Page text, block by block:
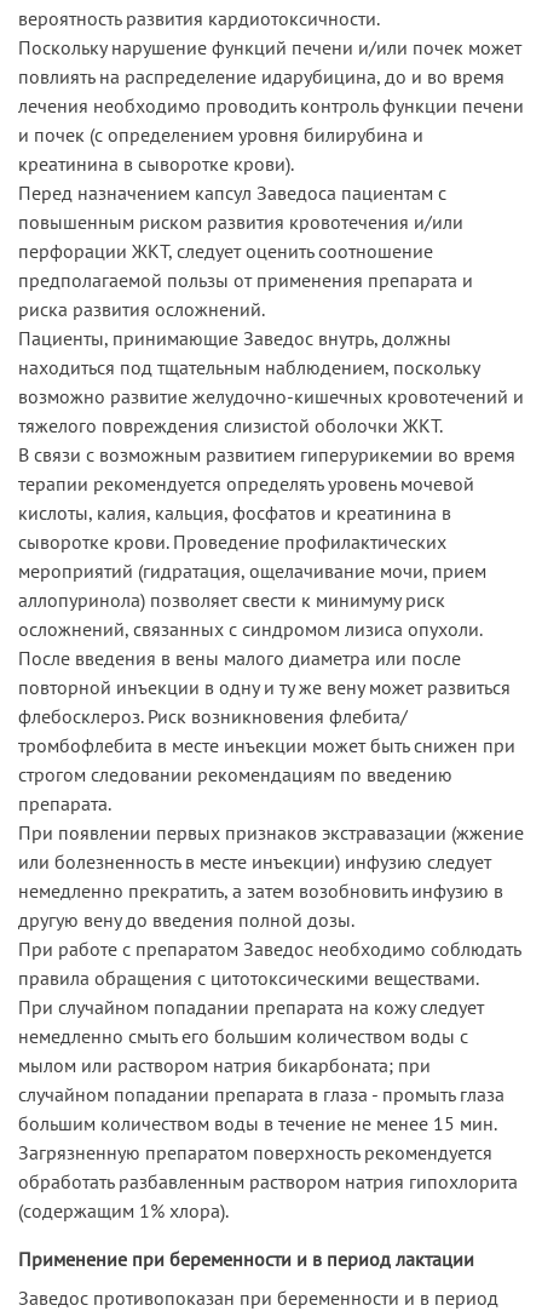
вероятность развития кардиотоксичности.
Поскольку нарушение функций печени и/или почек может
повлиять на распределение идарубицина, до и во время
лечения необходимо проводить контроль функции печени
и почек (с определением уровня билирубина и
креатинина в сыворотке крови).
Перед назначением капсул Заведоса пациентам с
повышенным риском развития кровотечения и/или
перфорации ЖКТ, следует оценить соотношение
предполагаемой пользы от применения препарата и
риска развития осложнений.
Пациенты, принимающие Заведос внутрь, должны
находиться под тщательным наблюдением, поскольку
возможно развитие желудочно-кишечных кровотечений и
тяжелого повреждения слизистой оболочки ЖКТ.
В связи с возможным развитием гиперурикемии во время
терапии рекомендуется определять уровень мочевой
кислоты, калия, кальция, фосфатов и креатинина в
сыворотке крови. Проведение профилактических
мероприятий (гидратация, ощелачивание мочи, прием
аллопуринола) позволяет свести к минимуму риск
осложнений, связанных с синдромом лизиса опухоли.
После введения в вены малого диаметра или после
повторной инъекции в одну и ту же вену может развиться
флебосклероз. Риск возникновения флебита/
тромбофлебита в месте инъекции может быть снижен при
строгом следовании рекомендациям по введению
препарата.
При появлении первых признаков экстравазации (жжение
или болезненность в месте инъекции) инфузию следует
немедленно прекратить, а затем возобновить инфузию в
другую вену до введения полной дозы.
При работе с препаратом Заведос необходимо соблюдать
правила обращения с цитотоксическими веществами.
При случайном попадании препарата на кожу следует
немедленно смыть его большим количеством воды с
мылом или раствором натрия бикарбоната; при
случайном попадании препарата в глаза - промыть глаза
большим количеством воды в течение не менее 15 мин.
Загрязненную препаратом поверхность рекомендуется
обработать разбавленным раствором натрия гипохлорита
(содержащим 1% хлора).
Применение при беременности и в период лактации
Заведос противопоказан при беременности и в период